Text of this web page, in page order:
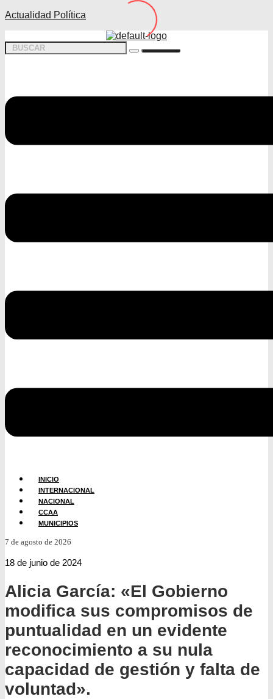
Actualidad Política
INICIO
INTERNACIONAL
NACIONAL
CCAA
MUNICIPIOS
7 de agosto de 2026
18 de junio de 2024
Alicia García: «El Gobierno
modifica sus compromisos de
puntualidad en un evidente
reconocimiento a su nula
capacidad de gestión y falta de
voluntad».